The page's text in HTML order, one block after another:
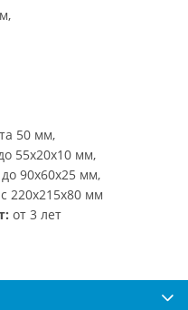
50 мм,
55х20х10 мм,
90х60х25 мм,
220х215х80 мм
от 3 лет